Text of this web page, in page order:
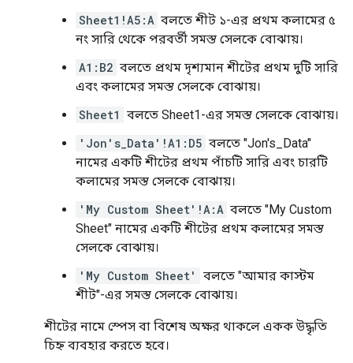
Sheet1!A5:A বলতে শীট ১-এর প্রথম কলামের ৫
নং সারি থেকে পরবর্তী সমস্ত সেলকে বোঝায়।
A1:B2 বলতে প্রথম দৃশ্যমান শীটের প্রথম দুটি সারি
এবং কলামের সমস্ত সেলকে বোঝায়।
Sheet1 বলতে Sheet1-এর সমস্ত সেলকে বোঝায়।
'Jon's_Data'!A1:D5 বলতে "Jon's_Data"
নামের একটি শীটের প্রথম পাঁচটি সারি এবং চারটি
কলামের সমস্ত সেলকে বোঝায়।
'My Custom Sheet'!A:A বলতে "My Custom
Sheet" নামের একটি শীটের প্রথম কলামের সমস্ত
সেলকে বোঝায়।
'My Custom Sheet'
বলতে "আমার কাস্টম
শীট"-এর সমস্ত সেলকে বোঝায়।
শীটের নামে স্পেস বা বিশেষ অক্ষর থাকলে একক উদ্ধৃতি
চিহ্ন ব্যবহার করতে হবে।